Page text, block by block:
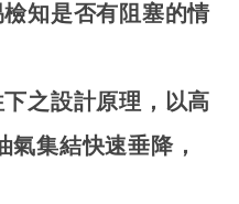
知是否有阻塞的情
之設計原理，以高
氣集結快速垂降，